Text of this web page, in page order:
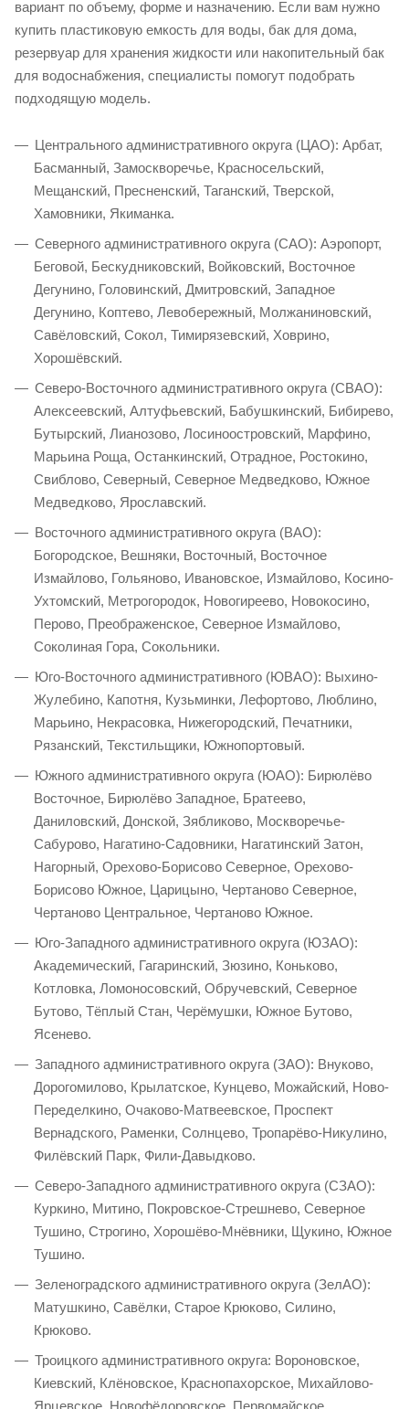
вариант по объему, форме и назначению. Если вам нужно
купить пластиковую емкость для воды, бак для дома,
резервуар для хранения жидкости или накопительный бак
для водоснабжения, специалисты помогут подобрать
подходящую модель.
Центрального административного округа (ЦАО): Арбат,
Басманный, Замоскворечье, Красносельский,
Мещанский, Пресненский, Таганский, Тверской,
Хамовники, Якиманка.
Северного административного округа (САО): Аэропорт,
Беговой, Бескудниковский, Войковский, Восточное
Дегунино, Головинский, Дмитровский, Западное
Дегунино, Коптево, Левобережный, Молжаниновский,
Савёловский, Сокол, Тимирязевский, Ховрино,
Хорошёвский.
Северо-Восточного административного округа (СВАО):
Алексеевский, Алтуфьевский, Бабушкинский, Бибирево,
Бутырский, Лианозово, Лосиноостровский, Марфино,
Марьина Роща, Останкинский, Отрадное, Ростокино,
Свиблово, Северный, Северное Медведково, Южное
Медведково, Ярославский.
Восточного административного округа (ВАО):
Богородское, Вешняки, Восточный, Восточное
Измайлово, Гольяново, Ивановское, Измайлово, Косино-
Ухтомский, Метрогородок, Новогиреево, Новокосино,
Перово, Преображенское, Северное Измайлово,
Соколиная Гора, Сокольники.
Юго-Восточного административного (ЮВАО): Выхино-
Жулебино, Капотня, Кузьминки, Лефортово, Люблино,
Марьино, Некрасовка, Нижегородский, Печатники,
Рязанский, Текстильщики, Южнопортовый.
Южного административного округа (ЮАО): Бирюлёво
Восточное, Бирюлёво Западное, Братеево,
Даниловский, Донской, Зябликово, Москворечье-
Сабурово, Нагатино-Садовники, Нагатинский Затон,
Нагорный, Орехово-Борисово Северное, Орехово-
Борисово Южное, Царицыно, Чертаново Северное,
Чертаново Центральное, Чертаново Южное.
Юго-Западного административного округа (ЮЗАО):
Академический, Гагаринский, Зюзино, Коньково,
Котловка, Ломоносовский, Обручевский, Северное
Бутово, Тёплый Стан, Черёмушки, Южное Бутово,
Ясенево.
Западного административного округа (ЗАО): Внуково,
Дорогомилово, Крылатское, Кунцево, Можайский, Ново-
Переделкино, Очаково-Матвеевское, Проспект
Вернадского, Раменки, Солнцево, Тропарёво-Никулино,
Филёвский Парк, Фили-Давыдково.
Северо-Западного административного округа (СЗАО):
Куркино, Митино, Покровское-Стрешнево, Северное
Тушино, Строгино, Хорошёво-Мнёвники, Щукино, Южное
Тушино.
Зеленоградского административного округа (ЗелАО):
Матушкино, Савёлки, Старое Крюково, Силино,
Крюково.
Троицкого административного округа: Вороновское,
Киевский, Клёновское, Краснопахорское, Михайлово-